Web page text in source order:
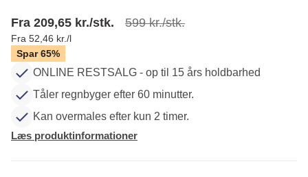
Fra 209,65 kr./stk. 599 kr./stk.
Fra 52,46 kr./l
Spar 65%
ONLINE RESTSALG - op til 15 års holdbarhed
Tåler regnbyger efter 60 minutter.
Kan overmales efter kun 2 timer.
Læs produktinformationer